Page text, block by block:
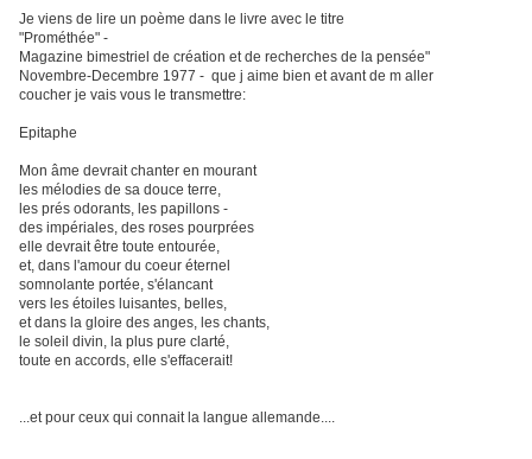
Je viens de lire un poème dans le livre avec le titre
"Prométhée" -
Magazine bimestriel de création et de recherches de la pensée"
Novembre-Decembre 1977 - que j aime bien et avant de m aller
coucher je vais vous le transmettre:
Epitaphe
Mon âme devrait chanter en mourant
les mélodies de sa douce terre,
les prés odorants, les papillons -
des impériales, des roses pourprées
elle devrait être toute entourée,
et, dans l'amour du coeur éternel
somnolante portée, s'élancant
vers les étoiles luisantes, belles,
et dans la gloire des anges, les chants,
le soleil divin, la plus pure clarté,
toute en accords, elle s'effacerait!
...et pour ceux qui connait la langue allemande....